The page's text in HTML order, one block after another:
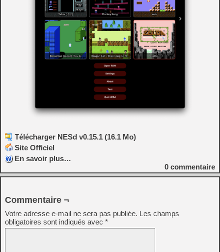
Télécharger NESd v0.15.1 (16.1 Mo)
Site Officiel
En savoir plus…
0 commentaire
Commentaire ¬
Votre adresse e-mail ne sera pas publiée. Les champs
obligatoires sont indiqués avec *